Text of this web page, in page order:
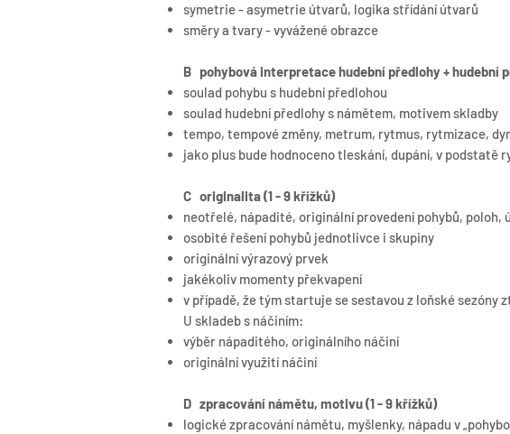
symetrie - asymetrie útvarů, logika střídání útvarů
směry a tvary - vyvážené obrazce
B pohybová interpretace hudební předlohy + hudební
soulad pohybu s hudební předlohou
soulad hudební předlohy s námětem, motivem skladby
tempo, tempové změny, metrum, rytmus, rytmizace,
jako plus bude hodnoceno tleskání, dupání, v podstatě
C originalita (1 - 9 křížků)
neotřelé, nápadité, originální provedení pohybů, poloh,
osobité řešení pohybů jednotlivce i skupiny
originální výrazový prvek
jakékoliv momenty překvapení
v případě, že tým startuje se sestavou z loňské
U skladeb s náčiním:
výběr nápaditého, originálního náčiní
originální využití náčiní
D zpracování námětu, motivu (1 - 9 křížků)
logické zpracování námětu, myšlenky, nápadu v